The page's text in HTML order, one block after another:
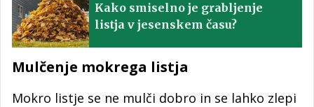
Kako smiselno je grabljenje
listja v jesenskem času?
Mulčenje mokrega listja
Mokro listje se ne mulči dobro in se lahko zlepi